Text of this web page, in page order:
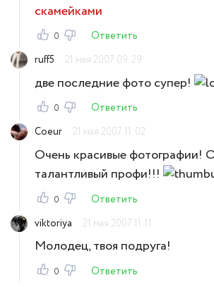
скамейками
0
Ответить
ruff5
21 мая 2007 09:29
две последние фото супер!
0
Ответить
Coeur
21 мая 2007 11:02
Очень красивые фотографии!
талантливый профи!!!
0
Ответить
viktoriya
21 мая 2007 11:11
Молодец, твоя подруга!
0
Ответить